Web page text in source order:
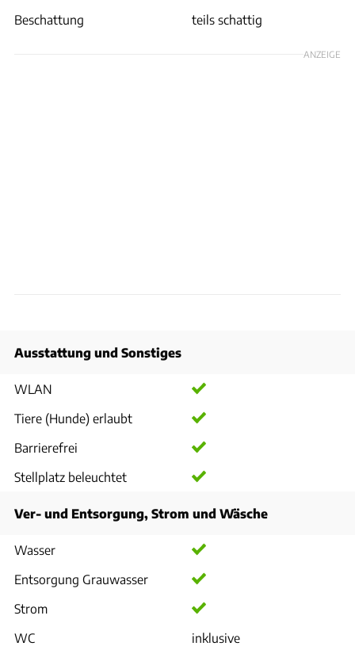
Beschattung
teils schattig
ANZEIGE
Ausstattung und Sonstiges
WLAN
Tiere (Hunde) erlaubt
Barrierefrei
Stellplatz beleuchtet
Ver- und Entsorgung, Strom und Wäsche
Wasser
Entsorgung Grauwasser
Strom
WC
inklusive